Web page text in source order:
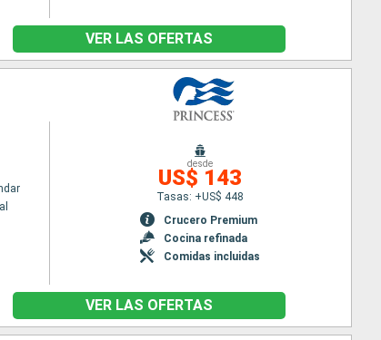
VER LAS OFERTAS
desde
US$ 143
Tasas: +US$ 448
Crucero Premium
Cocina refinada
Comidas incluidas
VER LAS OFERTAS